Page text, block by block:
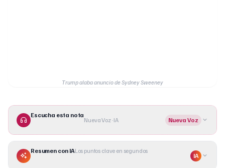
Trump alaba anuncio de Sydney Sweeney
Escucha esta nota
Nueva Voz · IA Nueva Voz
Resumen con IALos puntos clave en segundos
IA